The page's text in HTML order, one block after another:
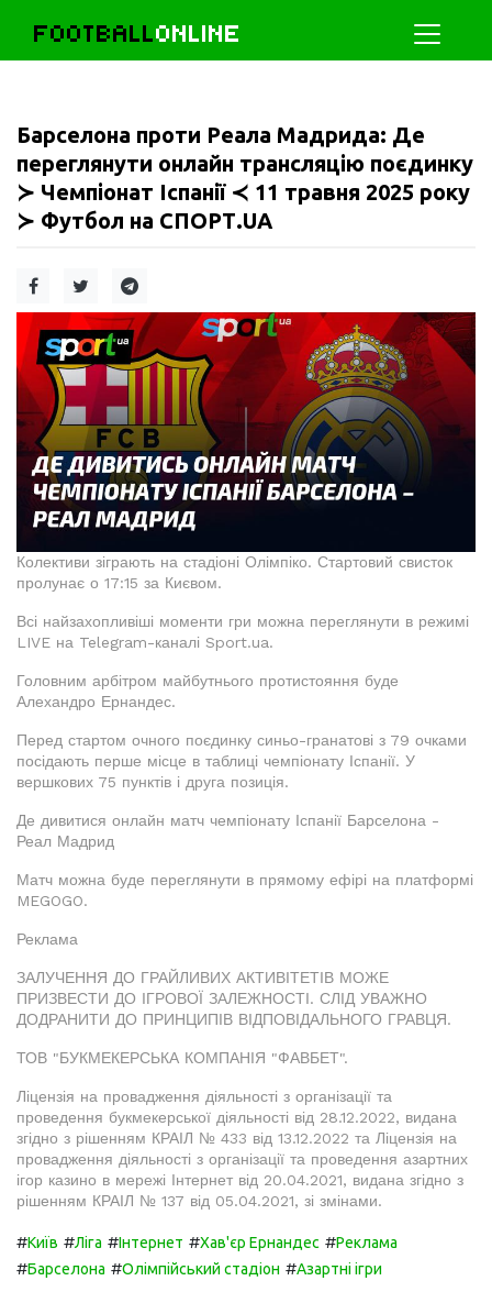
FOOTBALLONLINE
Барселона проти Реала Мадрида: Де
переглянути онлайн трансляцію поєдинку
≻ Чемпіонат Іспанії ≺ 11 травня 2025 року
≻ Футбол на СПОРТ.UA
Колективи зіграють на стадіоні Олімпіко. Стартовий свисток
пролунає о 17:15 за Києвом.
Всі найзахопливіші моменти гри можна переглянути в режимі
LIVE на Telegram-каналі Sport.ua.
Головним арбітром майбутнього протистояння буде
Алехандро Ернандес.
Перед стартом очного поєдинку синьо-гранатові з 79 очками
посідають перше місце в таблиці чемпіонату Іспанії. У
вершкових 75 пунктів і друга позиція.
Де дивитися онлайн матч чемпіонату Іспанії Барселона -
Реал Мадрид
Матч можна буде переглянути в прямому ефірі на платформі
MEGOGO.
Реклама
ЗАЛУЧЕННЯ ДО ГРАЙЛИВИХ АКТИВІТЕТІВ МОЖЕ
ПРИЗВЕСТИ ДО ІГРОВОЇ ЗАЛЕЖНОСТІ. СЛІД УВАЖНО
ДОДРАНИТИ ДО ПРИНЦИПІВ ВІДПОВІДАЛЬНОГО ГРАВЦЯ.
ТОВ "БУКМЕКЕРСЬКА КОМПАНІЯ "ФАВБЕТ".
Ліцензія на провадження діяльності з організації та
проведення букмекерської діяльності від 28.12.2022, видана
згідно з рішенням КРАІЛ № 433 від 13.12.2022 та Ліцензія на
провадження діяльності з організації та проведення азартних
ігор казино в мережі Інтернет від 20.04.2021, видана згідно з
рішенням КРАІЛ № 137 від 05.04.2021, зі змінами.
#Київ #Ліга #Інтернет #Хав'єр Ернандес #Реклама
#Барселона #Олімпійський стадіон #Азартні ігри